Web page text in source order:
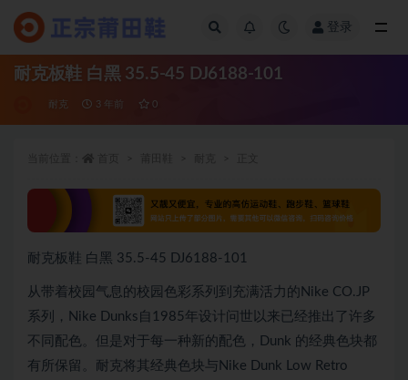
登录
耐克板鞋 白黑 35.5-45 DJ6188-101
耐克 3 年前 0
耐克板鞋 白黑 35.5-45 DJ6188-101
从带着校园气息的校园色彩系列到充满活力的Nike CO.JP
系列，Nike Dunks自1985年设计问世以来已经推出了许多
不同配色。但是对于每一种新的配色，Dunk 的经典色块都
有所保留。耐克将其经典色块与Nike Dunk Low Retro